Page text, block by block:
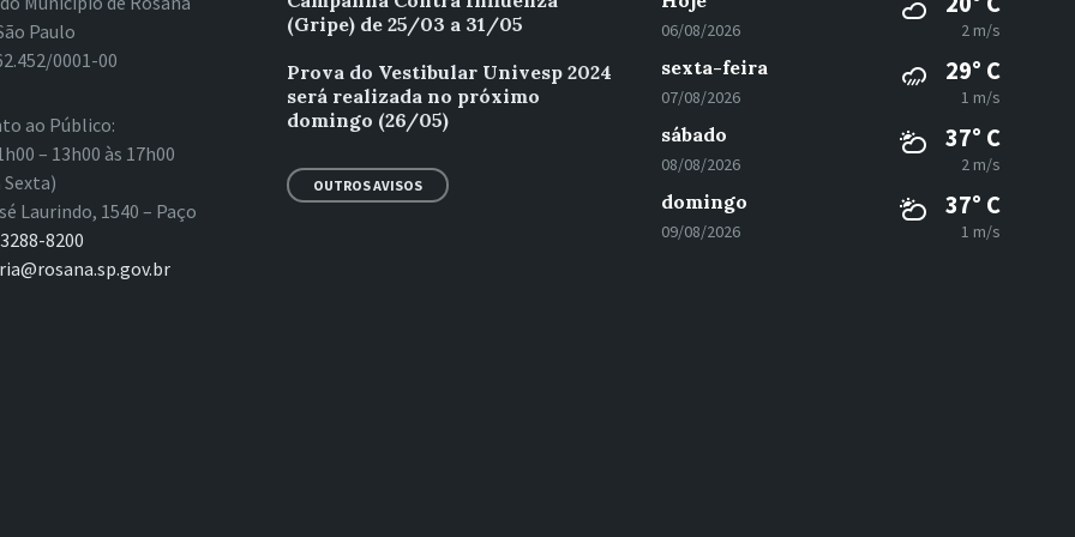
Paulo
0001-00
ao Público:
– 13h00 às 17h00
Sexta)
Laurindo, 1540 – Paço
8200
(Gripe) de 25/03 a 31/05
Prova do Vestibular Univesp 2024
será realizada no próximo
domingo (26/05)
OUTROS AVISOS
06/08/2026 2 m/s
sexta-feira
07/08/2026
29° C
1 m/s
sábado
08/08/2026
37° C
2 m/s
domingo
09/08/2026
37° C
1 m/s